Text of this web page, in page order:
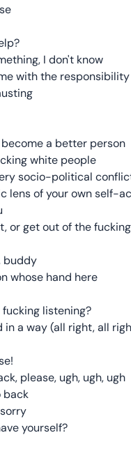
I don't know
with the
a better person
white people
socio-political
lens of your own self-
or get out of the
buddy
whose hand here
listening?
in a way (all right, all
please, ugh, ugh, ugh
back
yourself?